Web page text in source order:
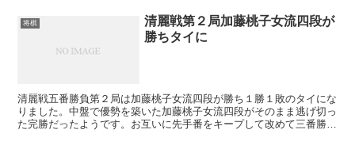
将棋
清麗戦第２局加藤桃子女流四段が
勝ちタイに
清麗戦五番勝負第２局は加藤桃子女流四段が勝ち１勝１敗のタイにな
りました。中盤で優勢を築いた加藤桃子女流四段がそのまま逃げ切っ
た完勝だったようです。お互いに先手番をキープして改めて三番勝負